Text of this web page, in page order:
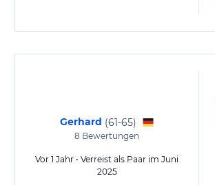
Gerhard (61-65)
8 Bewertungen
Vor 1 Jahr • Verreist als Paar im Juni
2025